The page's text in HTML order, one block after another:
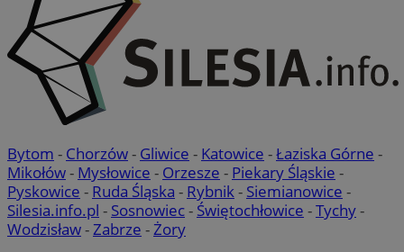
Bytom - Chorzów- Gliwice - Katowice -Łaziska Górne -
Mikołów- Mysłowice - Orzesze - Piekary Śląskie -
Pyskowice - Ruda Śląska - Rybnik- Siemianowice -
Silesia.info.pl - Sosnowiec- Świętochłowice -Tychy-
Wodzisław-Zabrze -Żory